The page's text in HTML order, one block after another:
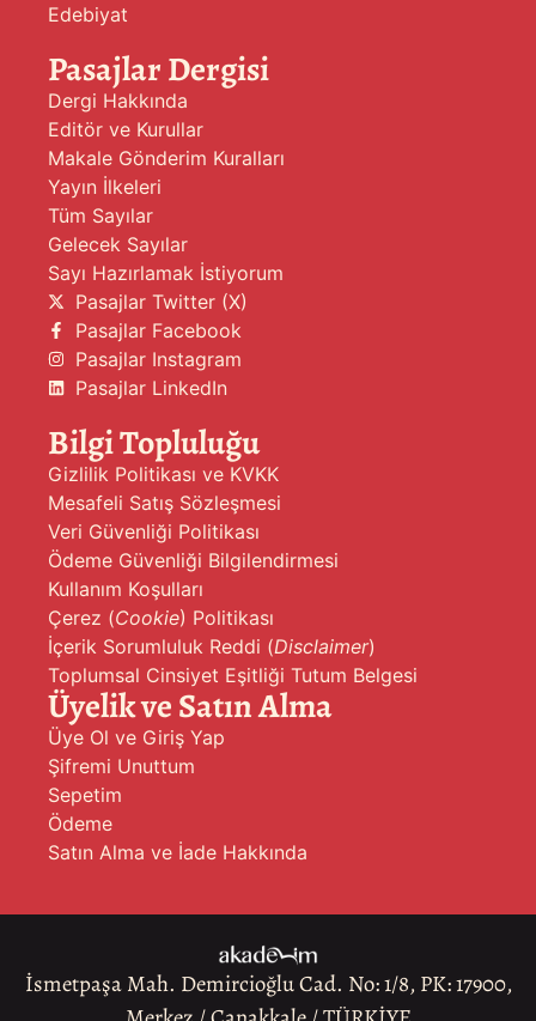
Edebiyat
Pasajlar Dergisi
Dergi Hakkında
Editör ve Kurullar
Makale Gönderim Kuralları
Yayın İlkeleri
Tüm Sayılar
Gelecek Sayılar
Sayı Hazırlamak İstiyorum
Pasajlar Twitter (X)
Pasajlar Facebook
Pasajlar Instagram
Pasajlar LinkedIn
Bilgi Topluluğu
Gizlilik Politikası ve KVKK
Mesafeli Satış Sözleşmesi
Veri Güvenliği Politikası
Ödeme Güvenliği Bilgilendirmesi
Kullanım Koşulları
Çerez (Cookie) Politikası
İçerik Sorumluluk Reddi (Disclaimer)
Toplumsal Cinsiyet Eşitliği Tutum Belgesi
Üyelik ve Satın Alma
Üye Ol ve Giriş Yap
Şifremi Unuttum
Sepetim
Ödeme
Satın Alma ve İade Hakkında
İsmetpaşa Mah. Demircioğlu Cad. No: 1/8, PK: 17900,